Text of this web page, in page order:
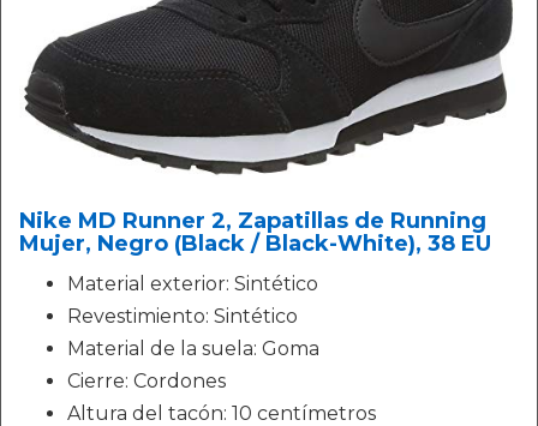
Nike MD Runner 2, Zapatillas de Running
Mujer, Negro (Black / Black-White), 38 EU
Material exterior: Sintético
Revestimiento: Sintético
Material de la suela: Goma
Cierre: Cordones
Altura del tacón: 10 centímetros